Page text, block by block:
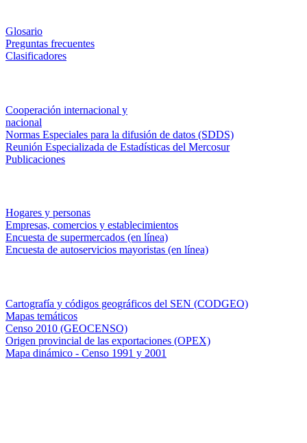
Glosario
Preguntas frecuentes
Clasificadores
Cooperación internacional y
nacional
Normas Especiales para la difusión de datos (SDDS)
Reunión Especializada de Estadísticas del Mercosur
Publicaciones
Hogares y personas
Empresas, comercios y establecimientos
Encuesta de supermercados (en línea)
Encuesta de autoservicios mayoristas (en línea)
Cartografía y códigos geográficos del SEN (CODGEO)
Mapas temáticos
Censo 2010 (GEOCENSO)
Origen provincial de las exportaciones (OPEX)
Mapa dinámico - Censo 1991 y 2001